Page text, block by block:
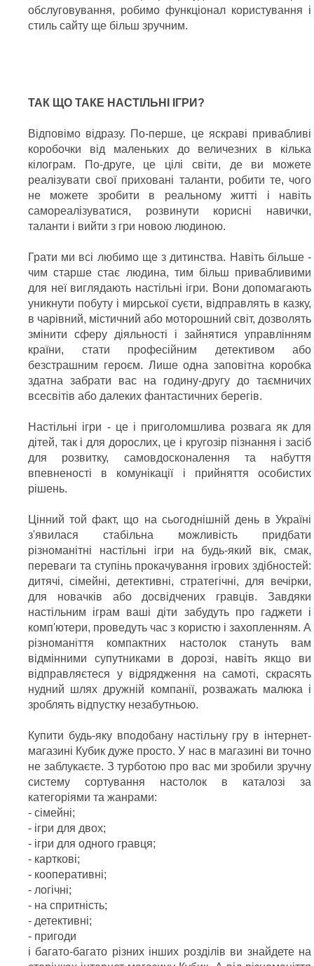
обслуговування, робимо функціонал користування і
стиль сайту ще більш зручним.
ТАК ЩО ТАКЕ НАСТІЛЬНІ ІГРИ?
Відповімо відразу. По-перше, це яскраві привабливі
коробочки від маленьких до величезних в кілька
кілограм. По-друге, це цілі світи, де ви можете
реалізувати свої приховані таланти, робити те, чого
не можете зробити в реальному житті і навіть
самореалізуватися, розвинути корисні навички,
таланти і вийти з гри новою людиною.
Грати ми всі любимо ще з дитинства. Навіть більше -
чим старше стає людина, тим більш привабливими
для неї виглядають настільні ігри. Вони допомагають
уникнути побуту і мирської суєти, відправлять в казку,
в чарівний, містичний або моторошний світ, дозволять
змінити сферу діяльності і зайнятися управлінням
країни, стати професійним детективом або
безстрашним героєм. Лише одна заповітна коробка
здатна забрати вас на годину-другу до таємничих
всесвітів або далеких фантастичних берегів.
Настільні ігри - це і приголомшлива розвага як для
дітей, так і для дорослих, це і кругозір пізнання і засіб
для розвитку, самовдосконалення та набуття
впевненості в комунікації і прийняття особистих
рішень.
Цінний той факт, що на сьогоднішній день в Україні
з'явилася стабільна можливість придбати
різноманітні настільні ігри на будь-який вік, смак,
переваги та ступінь прокачування ігрових здібностей:
дитячі, сімейні, детективні, стратегічні, для вечірки,
для новачків або досвідчених гравців. Завдяки
настільним іграм ваші діти забудуть про гаджети і
комп'ютери, проведуть час з користю і захопленням. А
різноманіття компактних настолок стануть вам
відмінними супутниками в дорозі, навіть якщо ви
відправляєтеся у відрядження на самоті, скрасять
нудний шлях дружній компанії, розважать малюка і
зроблять відпустку незабутньою.
Купити будь-яку вподобану настільну гру в інтернет-
магазині Кубик дуже просто. У нас в магазині ви точно
не заблукаєте. З турботою про вас ми зробили зручну
систему сортування настолок в каталозі за
категоріями та жанрами:
- сімейні;
- ігри для двох;
- ігри для одного гравця;
- карткові;
- кооперативні;
- логічні;
- на спритність;
- детективні;
- пригоди
і багато-багато різних інших розділів ви знайдете на